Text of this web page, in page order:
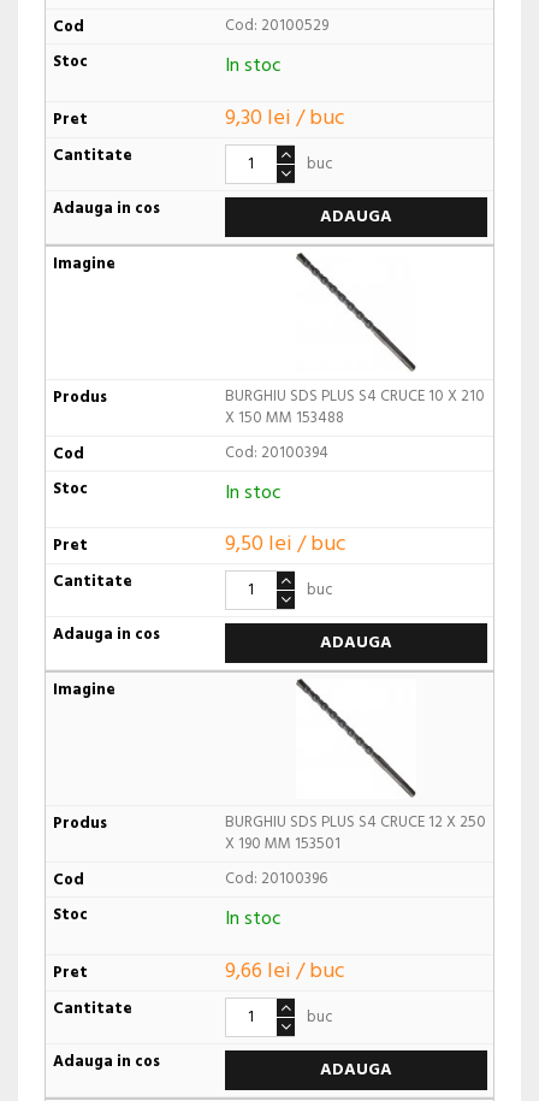
Cod: 20100529
In stoc
9,30 lei / buc
buc
ADAUGA
BURGHIU SDS PLUS S4 CRUCE 10 X 210
X 150 MM 153488
Cod: 20100394
In stoc
9,50 lei / buc
buc
ADAUGA
BURGHIU SDS PLUS S4 CRUCE 12 X 250
X 190 MM 153501
Cod: 20100396
In stoc
9,66 lei / buc
buc
ADAUGA